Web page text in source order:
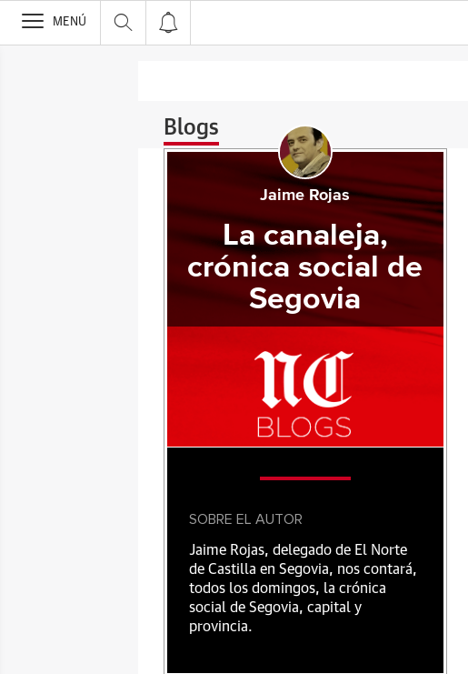
>
MENÚ
Blogs
Jaime Rojas
La canaleja,
crónica social de
Segovia
SOBRE EL AUTOR
Jaime Rojas, delegado de El Norte
de Castilla en Segovia, nos contará,
todos los domingos, la crónica
social de Segovia, capital y
provincia.